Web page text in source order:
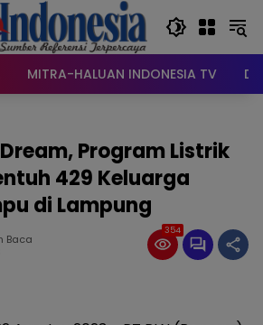
MITRA-HALUAN INDONESIA TV
Program Listrik
429 Keluarga
di Lampung
Baca
354